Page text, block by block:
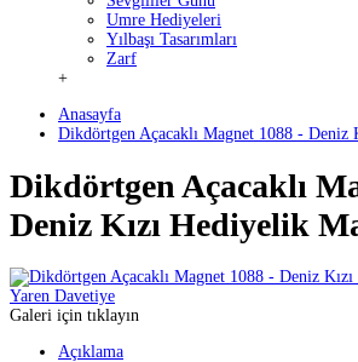
Umre Hediyeleri
Yılbaşı Tasarımları
Zarf
+
Anasayfa
Dikdörtgen Açacaklı Magnet 1088 - Deniz
Dikdörtgen Açacaklı
Deniz Kızı Hediyelik
Galeri için tıklayın
Açıklama